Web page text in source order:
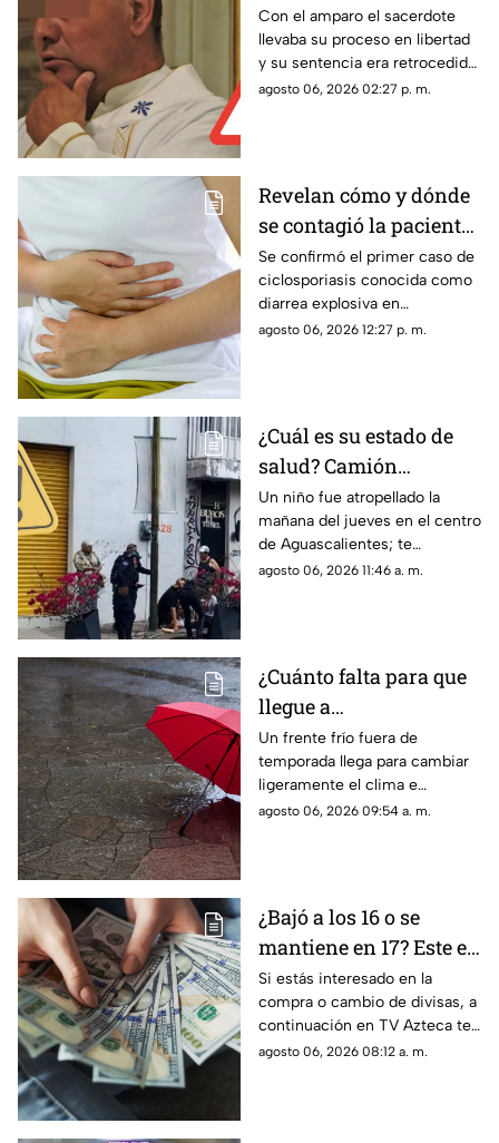
presuntamente abuso
de dos monaguillos en
Aguascalientes perdió
Juicio de Amparo
Con el amparo el sacerdote
llevaba su proceso en libertad
y su sentencia era retrocedida;
ahora el proceso legal
agosto 06, 2026 02:27 p. m.
Revelan cómo y dónde
se contagió la paciente
de diarrea explosiva en
Aguascalientes
Se confirmó el primer caso de
ciclosporiasis conocida como
diarrea explosiva en
Aguascalientes; te contamos
agosto 06, 2026 12:27 p. m.
¿Cuál es su estado de
salud? Camión
atropella a niño de 11
años en Aguascalientes
hoy 6 de agosto
Un niño fue atropellado la
mañana del jueves en el centro
de Aguascalientes; te
contamos lo que se sabe del
agosto 06, 2026 11:46 a. m.
¿Cuánto falta para que
llegue a
Aguascalientes? Frente
frío fuera de temporada
afectará en agosto 2026
Un frente frío fuera de
temporada llega para cambiar
ligeramente el clima e
incrementar las lluvias en
agosto 06, 2026 09:54 a. m.
¿Bajó a los 16 o se
mantiene en 17? Este es
el precio del dólar en
Aguascalientes hoy 6
de agosto de 2026
Si estás interesado en la
compra o cambio de divisas, a
continuación en TV Azteca te
informamos cuál es el precio
agosto 06, 2026 08:12 a. m.